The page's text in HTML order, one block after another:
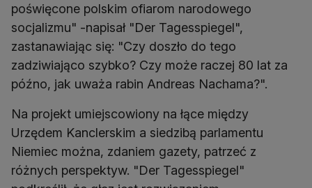
poświęcone polskim ofiarom narodowego
socjalizmu" -napisał "Der Tagesspiegel",
zastanawiając się: "Czy doszło do tego
zadziwiająco szybko? Czy może raczej 80 lat za
późno, jak uważa rabin Andreas Nachama?".
Na projekt umiejscowiony na łące między
Urzędem Kanclerskim a siedzibą parlamentu
Niemiec można, zdaniem gazety, patrzeć z
różnych perspektyw. "Der Tagesspiegel"